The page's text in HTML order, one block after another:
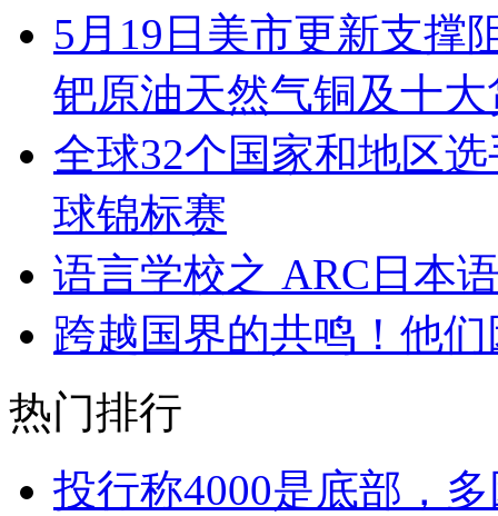
5月19日美市更新支撑
钯原油天然气铜及十
全球32个国家和地区
球锦标赛
语言学校之 ARC日本
跨越国界的共鸣！他
热门排行
投行称4000是底部，